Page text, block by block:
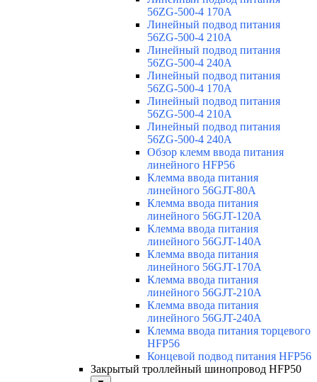
56ZG-500-4 170A
Линейный подвод питания
56ZG-500-4 210A
Линейный подвод питания
56ZG-500-4 240A
Линейный подвод питания
56ZG-500-4 170A
Линейный подвод питания
56ZG-500-4 210A
Линейный подвод питания
56ZG-500-4 240A
Обзор клемм ввода питания
линейного HFP56
Клемма ввода питания
линейного 56GJT-80A
Клемма ввода питания
линейного 56GJT-120A
Клемма ввода питания
линейного 56GJT-140A
Клемма ввода питания
линейного 56GJT-170A
Клемма ввода питания
линейного 56GJT-210A
Клемма ввода питания
линейного 56GJT-240A
Клемма ввода питания торцевого
HFP56
Концевой подвод питания HFP56
Закрытый троллейный шинопровод HFP50